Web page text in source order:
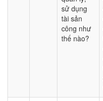
sử dụng
tài sản
công như
thế nào?